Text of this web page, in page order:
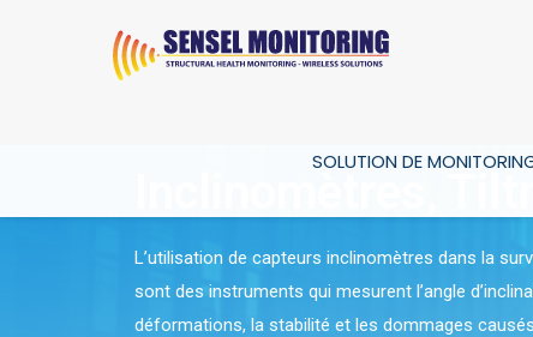
SOLUTION DE
L’utilisation de capteurs inclinomètres dans la
sont des instruments qui mesurent l’angle
déformations, la stabilité et les dommages